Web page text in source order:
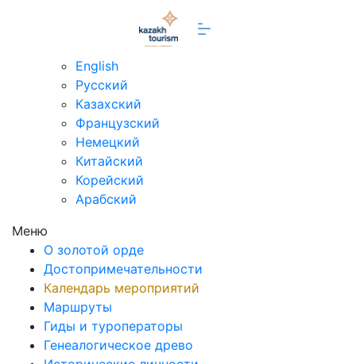
English
Русский
Казахский
Французский
Немецкий
Китайский
Корейский
Арабский
Меню
О золотой орде
Достопримечательности
Календарь мероприятий
Маршруты
Гиды и туроператоры
Генеалогическое древо